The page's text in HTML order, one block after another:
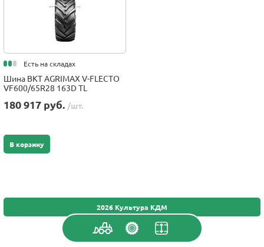
Есть на складах
Шина BKT AGRIMAX V-FLECTO
VF600/65R28 163D TL
180 917 руб. /шт.
В корзину
2026 Культура КДМ